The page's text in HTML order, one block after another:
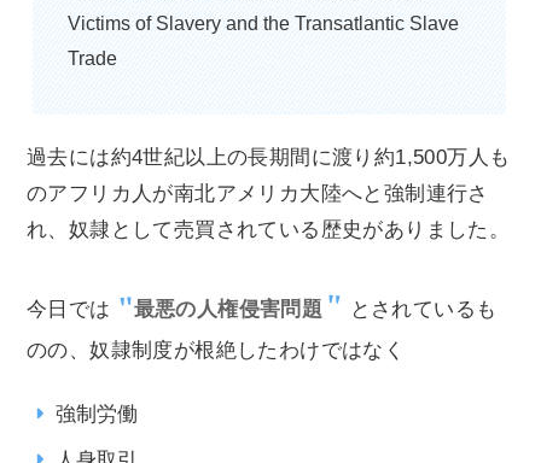
Victims of Slavery and the Transatlantic Slave
Trade
過去には約4世紀以上の長期間に渡り約1,500万人も
のアフリカ人が南北アメリカ大陸へと強制連行さ
れ、奴隷として売買されている歴史がありました。
今日では 最悪の人権侵害問題
とされているも
のの、奴隷制度が根絶したわけではなく
強制労働